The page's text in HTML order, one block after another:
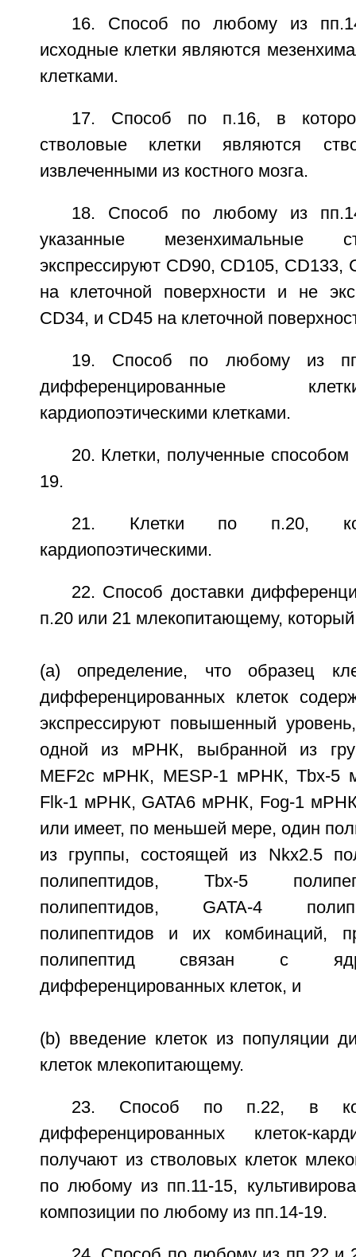
16. Способ по любому из
исходные клетки являются
клетками.
17. Способ по п.16, в
стволовые клетки являются
извлеченными из костного мозга.
18. Способ по любому из
указанные мезенхимальные
экспрессируют CD90, CD105, CD133,
на клеточной поверхности и не
CD34, и CD45 на клеточной
19. Способ по любому из
дифференцированные
кардиопоэтическими клетками.
20. Клетки, полученные
19.
21. Клетки по п.20,
кардиопоэтическими.
22. Способ доставки
п.20 или 21 млекопитающему,
(а) определение, что образец
дифференцированных клеток
экспрессируют повышенный
одной из мРНК, выбранной из
MEF2c мРНК, MESP-1 мРНК, Tbx-5
Flk-1 мРНК, GATA6 мРНК, Fog-1
или имеет, по меньшей мере, один
из группы, состоящей из Nkx2.5
полипептидов, Tbx-5
полипептидов, GATA-4
полипептидов и их комбинаций,
полипептид связан с
дифференцированных клеток, и
(b) введение клеток из популяции
клеток млекопитающему.
23. Способ по п.22, в
дифференцированных клеток-
получают из стволовых клеток
по любому из пп.11-15,
композиции по любому из пп.14-19.